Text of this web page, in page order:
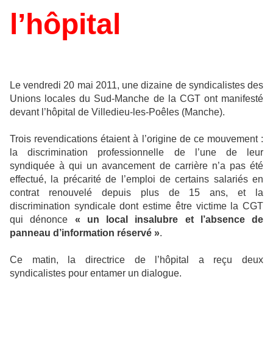
l’hôpital
Le vendredi 20 mai 2011, une dizaine de syndicalistes des
Unions locales du Sud-Manche de la CGT ont manifesté
devant l’hôpital de Villedieu-les-Poêles (Manche).
Trois revendications étaient à l’origine de ce mouvement :
la discrimination professionnelle de l’une de leur
syndiquée à qui un avancement de carrière n’a pas été
effectué, la précarité de l’emploi de certains salariés en
contrat renouvelé depuis plus de 15 ans, et la
discrimination syndicale dont estime être victime la CGT
qui dénonce « un local insalubre et l’absence de
panneau d’information réservé ».
Ce matin, la directrice de l’hôpital a reçu deux
syndicalistes pour entamer un dialogue.